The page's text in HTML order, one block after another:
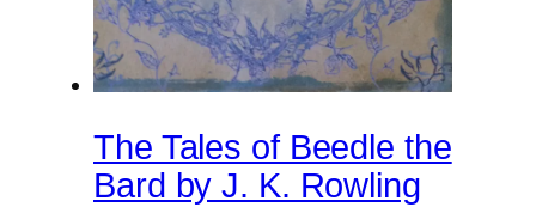
The Tales of Beedle the
Bard by J. K. Rowling